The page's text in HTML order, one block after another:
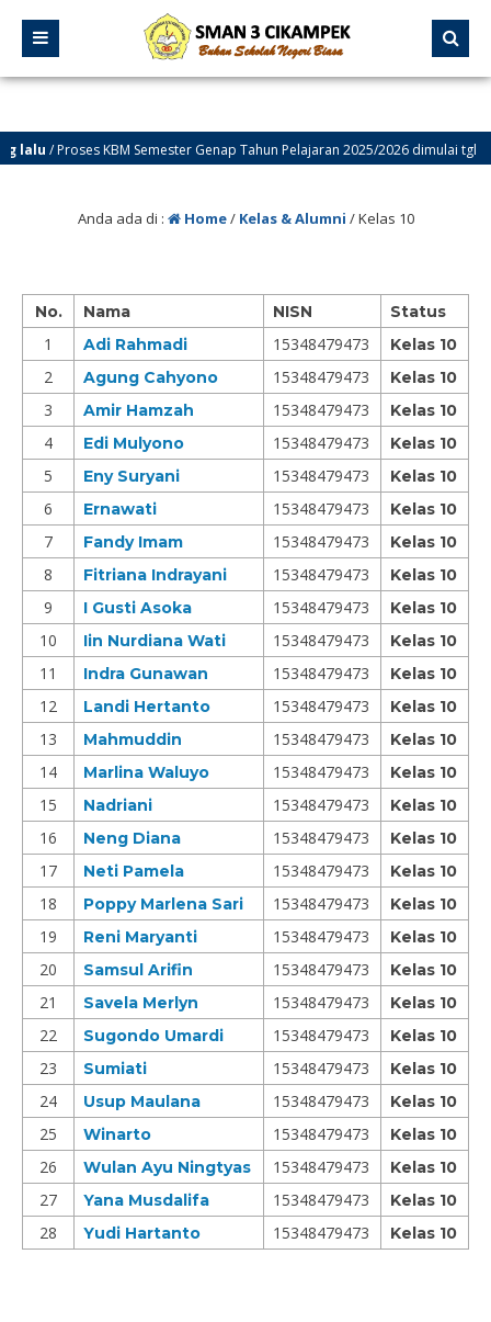
/ Proses KBM Semester Genap Tahun Pelajaran 2025/2026 dimulai tgl 12
/ Selamat Datang di Website Resmi SMA Negeri 3 Cikampek – PROGRESIF
Anda ada di : Home/ Kelas & Alumni /Kelas 10
No. Nama NISN Status
1 Adi Rahmadi 15348479473 Kelas 10
2 Agung Cahyono 15348479473 Kelas 10
3 Amir Hamzah 15348479473 Kelas 10
4 Edi Mulyono 15348479473 Kelas 10
5 Eny Suryani 15348479473 Kelas 10
6 Ernawati 15348479473 Kelas 10
7 Fandy Imam 15348479473 Kelas 10
8 Fitriana Indrayani 15348479473 Kelas 10
9 I Gusti Asoka 15348479473 Kelas 10
10 Iin Nurdiana Wati 15348479473 Kelas 10
11 Indra Gunawan 15348479473 Kelas 10
12 Landi Hertanto 15348479473 Kelas 10
13 Mahmuddin 15348479473 Kelas 10
14 Marlina Waluyo 15348479473 Kelas 10
15 Nadriani 15348479473 Kelas 10
16 Neng Diana 15348479473 Kelas 10
17 Neti Pamela 15348479473 Kelas 10
18 Poppy Marlena Sari 15348479473 Kelas 10
19 Reni Maryanti 15348479473 Kelas 10
20 Samsul Arifin 15348479473 Kelas 10
21 Savela Merlyn 15348479473 Kelas 10
22 Sugondo Umardi 15348479473 Kelas 10
23 Sumiati 15348479473 Kelas 10
24 Usup Maulana 15348479473 Kelas 10
25 Winarto 15348479473 Kelas 10
26 Wulan Ayu Ningtyas 15348479473 Kelas 10
27 Yana Musdalifa 15348479473 Kelas 10
28 Yudi Hartanto 15348479473 Kelas 10